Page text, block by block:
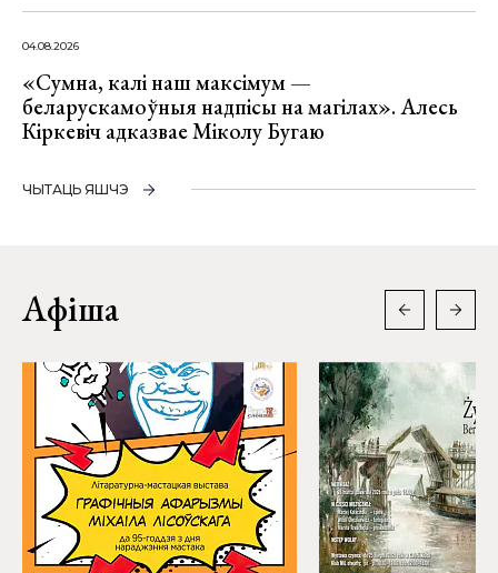
04.08.2026
«Сумна, калі наш максімум —
беларускамоўныя надпісы на магілах». Алесь
Кіркевіч адказвае Міколу Бугаю
ЧЫТАЦЬ ЯШЧЭ
Афіша